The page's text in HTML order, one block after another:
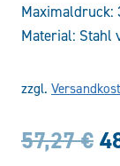
Maximaldruck:
Material: Stahl
zzgl.
57,27€